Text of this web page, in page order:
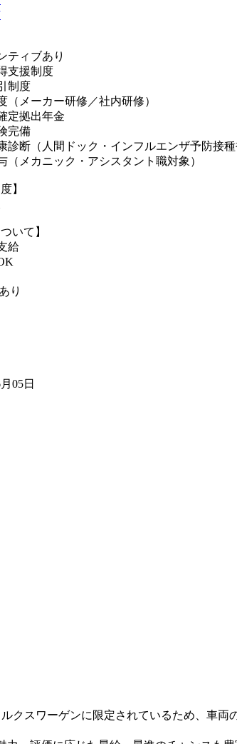
ティブあり
支援制度
制度
（メーカー研修／社内研修）
定拠出年金
完備
診断（人間ドック・インフルエンザ予防接種
（メカニック・アシスタント職対象）
】
いて】
給
り
05日
クスワーゲンに限定されているため、車両